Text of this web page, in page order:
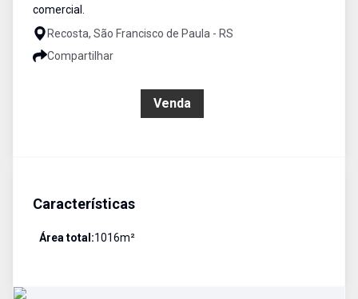
comercial.
Recosta, São Francisco de Paula - RS
Compartilhar
Venda
Características
Área total:1016m²